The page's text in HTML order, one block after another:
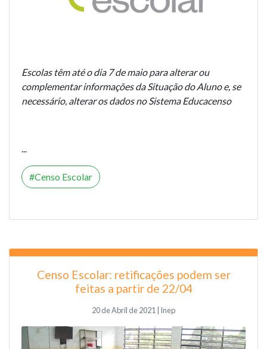
Escolas têm até o dia 7 de maio para alterar ou
complementar informações da Situação do Aluno e, se
necessário, alterar os dados no Sistema Educacenso
Censo Escolar
Censo Escolar: retificações podem ser
feitas a partir de 22/04
20 de Abril de 2021 | Inep